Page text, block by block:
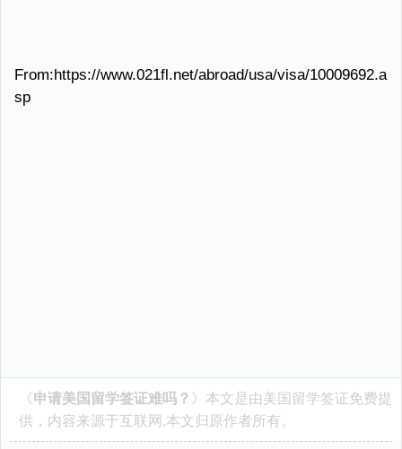
From:https://www.021fl.net/abroad/usa/visa/10009692.a
sp
《申请美国留学签证难吗？ 》本文是由美国留学签证免费提
供，内容来源于互联网,本文归原作者所有。